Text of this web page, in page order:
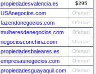
propiedadesvalencia.es $295
USAnegocios.com Ofertar!
fazendonegocios.com Ofertar!
mulheresdenegocios.com Ofertar!
negociosconchina.com Ofertar!
propiedadesbaleares.es Ofertar!
empresasnegocios.com Ofertar!
propiedadesguayaquil.com Ofertar!